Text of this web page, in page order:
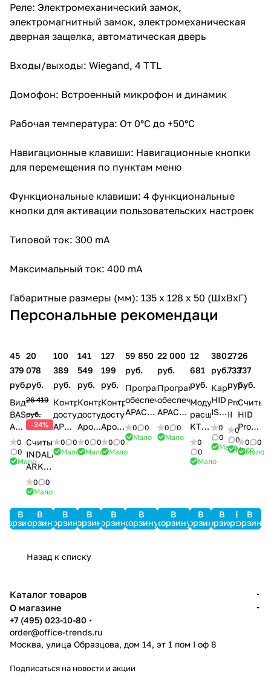
Реле: Электромеханический замок,
электромагнитный замок, электромеханическая
дверная защелка, автоматическая дверь
Входы/выходы: Wiegand, 4 TTL
Домофон: Встроенный микрофон и динамик
Рабочая температура: От 0°C до +50°C
Навигационные клавиши: Навигационные кнопки
для перемещения по пунктам меню
Функциональные клавиши: 4 функциональные
кнопки для активации пользовательских настроек
Типовой ток: 300 mA
Максимальный ток: 400 mA
Габаритные размеры (мм): 135 x 128 x 50 (ШxВxГ)
Персональные рекомендаци
45
379
руб.
Видеодомофон
BAS
AF-
070
0
Мало
В
корзину
20
078
руб.
26 419
руб.
-24%
Считыватель
INDALA
ARK-
501HD
PinProx
0
0
Мало
В
корзину
100
389
руб.
Контроллер
доступа
APOLLO
AIM-
4SL
0
0
Мало
В
корзину
141
549
руб.
Контроллер
доступа
Apollo
AAN-
100
0
0
Мало
В
корзину
127
199
руб.
Контроллер
доступа
Apollo
AAN-
32N
0
0
Мало
В
корзину
59 850
руб.
Программное
обеспечение
APACS
3000
Std-
SRV
0
0
Мало
В
корзину
22 000
руб.
Программное
обеспечение
APACS
3000
Light-
0
0
Мало
В
корзину
12
681
руб.
Модуль
расширения
KT-
PC4108
0
0
Мало
В
корзину
380
руб.
Карта
HID
ISOProx
II
1386
0
0
Мало
В
корзину
27
733
руб.
ProxPro
II
0
0
Мало
В
корзину
26
737
руб.
HID
Prox-
карт
0
0
Мало
В
корзину
Назад к списку
Каталог товаров
О магазине
+7 (495) 023-10-80
order@office-trends.ru
Москва, улица Образцова, дом 14, эт 1 пом I оф 8
Подписаться на новости и акции